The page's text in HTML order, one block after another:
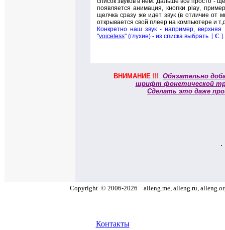
появляется анимация, кнопкиplay,
щелчка сразу же идет звук (в отличие от
открывается свой плеер на компьютере и
Конкретно наш звук - например,
"voiceless" (глухие) - из списка выбрать [ C ].
ВНИМАНИЕ !!! Обязательно
шрифт фонетической
Сделать это даже
.
Copyright © 2006-2026 alleng.me, alleng.ru,
Контакты